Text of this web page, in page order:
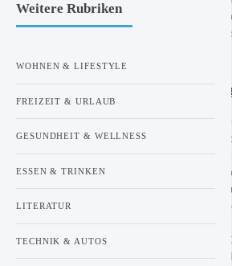
Umfeld breitmachen. Dazu kommt, dass
Übeltäter in der Luft sind, sondern auch
Die häufigsten Symptome für
Es gibt eine Vielzahl an individuellen
Frühling, die bei jedem Menschen
können. Dazu zählen vor allem gerötete und
Husten und Schnupfen. Gelegentlich kommt
Müdigkeit, Schlafstörungen, Atemproblemen
Anfälligkeit. Eine nicht zu unterschätzende
Wetterlage, denn vor allem bei wolkigem
zirkulieren kaum Pollen durch die Luft, was
angenehmer ist. Äußerst wetterabhängig
Weitere Rubriken
WOHNEN & LIFESTYLE
FREIZEIT & URLAUB
GESUNDHEIT & WELLNESS
ESSEN & TRINKEN
LITERATUR
TECHNIK & AUTOS